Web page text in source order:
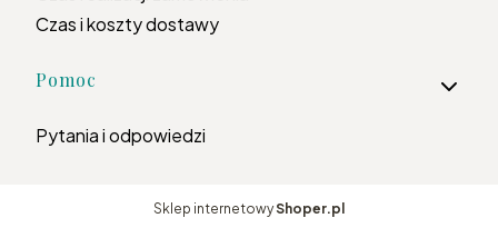
Czas i koszty dostawy
Pomoc
Pytania i odpowiedzi
Sklep internetowyShoper.pl